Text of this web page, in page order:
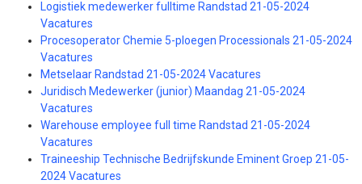
Logistiek medewerker fulltime Randstad 21-05-2024
Vacatures
Procesoperator Chemie 5-ploegen Processionals 21-05-2024
Vacatures
Metselaar Randstad 21-05-2024 Vacatures
Juridisch Medewerker (junior) Maandag 21-05-2024
Vacatures
Warehouse employee full time Randstad 21-05-2024
Vacatures
Traineeship Technische Bedrijfskunde Eminent Groep 21-05-
2024 Vacatures